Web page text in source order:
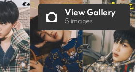
View Gallery
5 images